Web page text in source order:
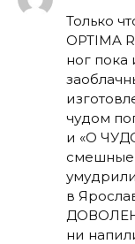
Только
OPTIMA
ног пока
чудом
и «О
смешные
в
ни